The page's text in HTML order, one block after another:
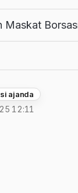
Maskat
ajanda
12:11